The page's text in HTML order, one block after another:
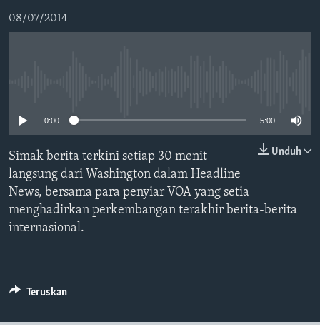
Navigasi
DAFTAR PROGRAM
Bahasa-bahasa
08/07/2014
0:00 5:00
Unduh
Simak berita terkini setiap 30 menit
langsung dari Washington dalam Headline
News, bersama para penyiar VOA yang setia
menghadirkan perkembangan terakhir berita-berita
internasional.
Teruskan